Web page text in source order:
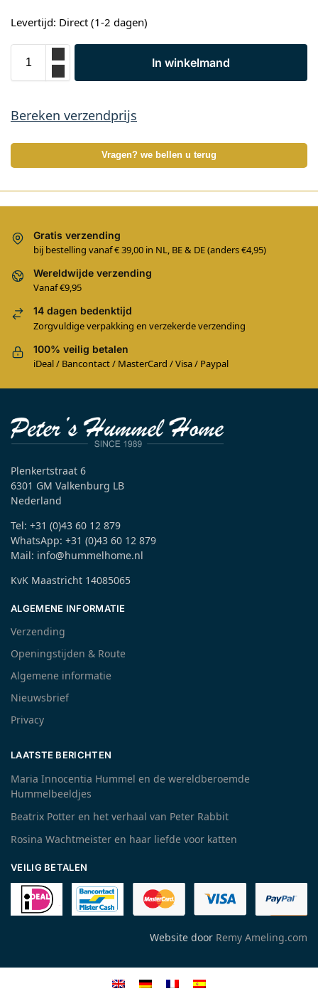
Levertijd: Direct (1-2 dagen)
In winkelmand
Bereken verzendprijs
Vragen? we bellen u terug
Gratis verzending
bij bestelling vanaf € 39,00 in NL, BE & DE (anders €4,95)
Wereldwijde verzending
Vanaf €9,95
14 dagen bedenktijd
Zorgvuldige verpakking en verzekerde verzending
100% veilig betalen
iDeal / Bancontact / MasterCard / Visa / Paypal
Plenkertstraat 6
6301 GM Valkenburg LB
Nederland
Tel: +31 (0)43 60 12 879
WhatsApp: +31 (0)43 60 12 879
Mail: info@hummelhome.nl
KvK Maastricht 14085065
ALGEMENE INFORMATIE
Verzending
Openingstijden & Route
Algemene informatie
Nieuwsbrief
Privacy
LAATSTE BERICHTEN
Maria Innocentia Hummel en de wereldberoemde
Hummelbeeldjes
Beatrix Potter en het verhaal van Peter Rabbit
Rosina Wachtmeister en haar liefde voor katten
VEILIG BETALEN
Website door Remy Ameling.com